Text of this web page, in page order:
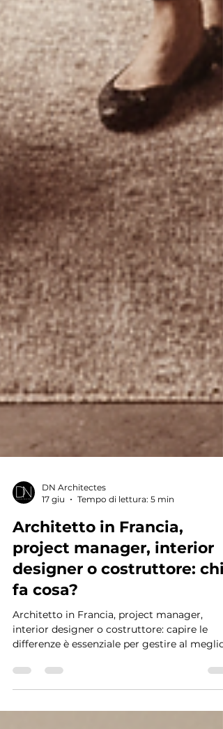
17 giu
Tempo di lettura: 5 min
Architetto in Francia,
project manager, interior
designer o costruttore: chi
fa cosa?
Architetto in Francia, project manager,
differenze è essenziale per gestire al meglio